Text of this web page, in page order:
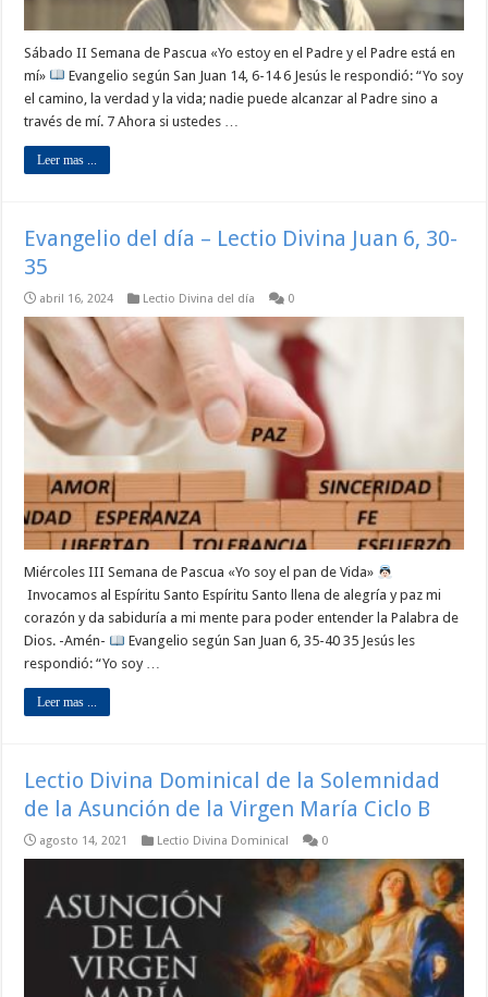
Sábado II Semana de Pascua «Yo estoy en el Padre y el Padre está en
mí»
Evangelio según San Juan 14, 6-14 6 Jesús le respondió: “Yo soy
el camino, la verdad y la vida; nadie puede alcanzar al Padre sino a
través de mí. 7 Ahora si ustedes …
Leer mas ...
Evangelio del día – Lectio Divina Juan 6, 30-
35
abril 16, 2024 Lectio Divina del día 0
Miércoles III Semana de Pascua «Yo soy el pan de Vida»
Invocamos al Espíritu Santo Espíritu Santo llena de alegría y paz mi
corazón y da sabiduría a mi mente para poder entender la Palabra de
Dios. -Amén-
Evangelio según San Juan 6, 35-40 35 Jesús les
respondió: “Yo soy …
Leer mas ...
Lectio Divina Dominical de la Solemnidad
de la Asunción de la Virgen María Ciclo B
agosto 14, 2021 Lectio Divina Dominical 0